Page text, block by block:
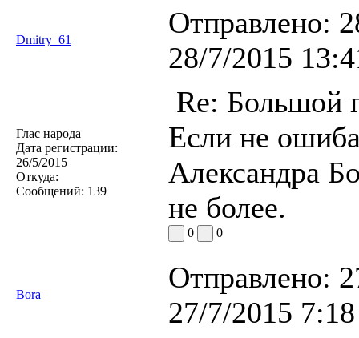
Dmitry_61
Отправлено:
28/7/2015
Глас народа
Дата регистрации:
26/5/2015
Откуда:
Сообщений: 139
Re: Большой
Если не
Александра
не более.
0 0
Bora
Отправлено:
27/7/2015 7:18